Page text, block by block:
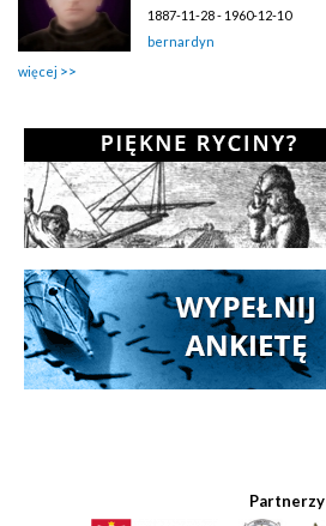
1887-11-28 - 1960-12-10
bernardyn
więcej
Partnerzy